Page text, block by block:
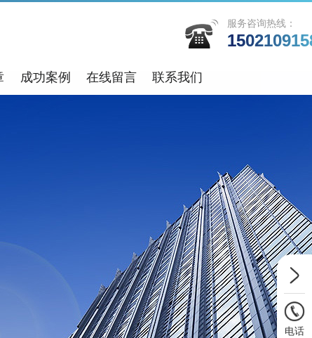
服务咨询热线：
成功案例 在线留言 联系我们
电话